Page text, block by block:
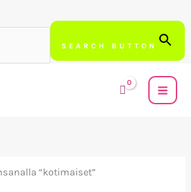
SEARCH BUTTON
“kotimaiset”
latest